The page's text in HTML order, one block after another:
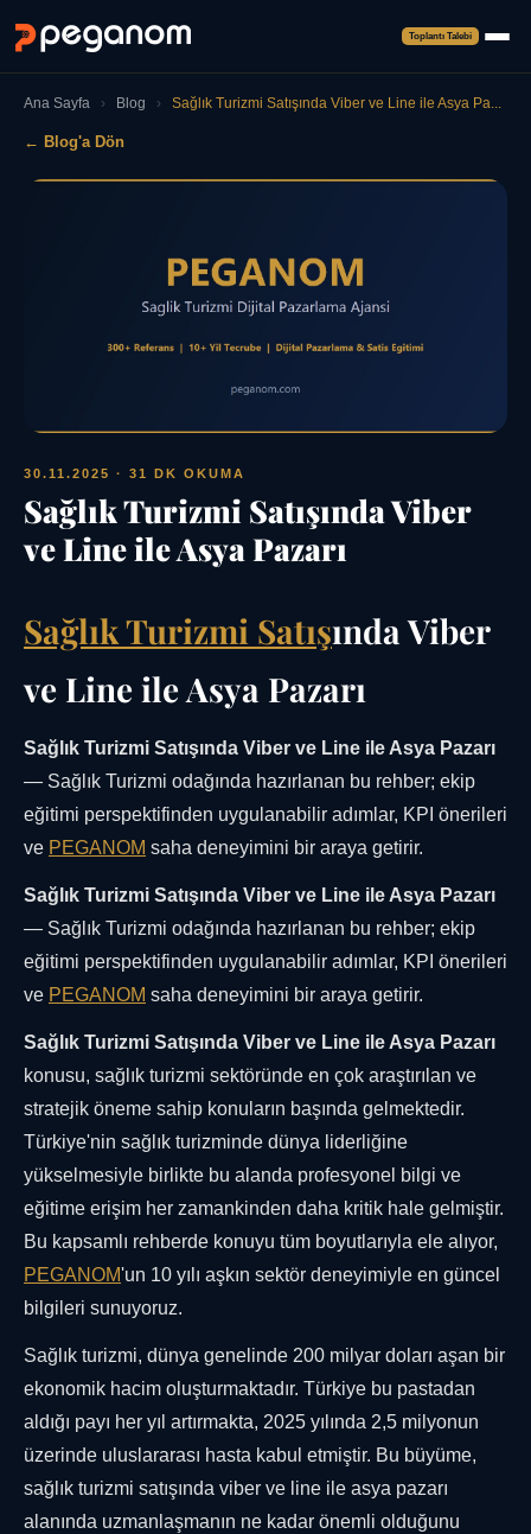
Toplantı Talebi
Ana Sayfa › Blog › Sağlık Turizmi Satışında Viber ve Line ile Asya Pa...
← Blog'a Dön
30.11.2025 · 31 DK OKUMA
Sağlık Turizmi Satışında Viber
ve Line ile Asya Pazarı
Sağlık Turizmi Satışında Viber
ve Line ile Asya Pazarı
Sağlık Turizmi Satışında Viber ve Line ile Asya Pazarı
— Sağlık Turizmi odağında hazırlanan bu rehber; ekip
eğitimi perspektifinden uygulanabilir adımlar, KPI önerileri
ve PEGANOM saha deneyimini bir araya getirir.
Sağlık Turizmi Satışında Viber ve Line ile Asya Pazarı
— Sağlık Turizmi odağında hazırlanan bu rehber; ekip
eğitimi perspektifinden uygulanabilir adımlar, KPI önerileri
ve PEGANOM saha deneyimini bir araya getirir.
Sağlık Turizmi Satışında Viber ve Line ile Asya Pazarı
konusu, sağlık turizmi sektöründe en çok araştırılan ve
stratejik öneme sahip konuların başında gelmektedir.
Türkiye'nin sağlık turizminde dünya liderliğine
yükselmesiyle birlikte bu alanda profesyonel bilgi ve
eğitime erişim her zamankinden daha kritik hale gelmiştir.
Bu kapsamlı rehberde konuyu tüm boyutlarıyla ele alıyor,
PEGANOM'un 10 yılı aşkın sektör deneyimiyle en güncel
bilgileri sunuyoruz.
Sağlık turizmi, dünya genelinde 200 milyar doları aşan bir
ekonomik hacim oluşturmaktadır. Türkiye bu pastadan
aldığı payı her yıl artırmakta, 2025 yılında 2,5 milyonun
üzerinde uluslararası hasta kabul etmiştir. Bu büyüme,
sağlık turizmi satışında viber ve line ile asya pazarı
alanında uzmanlaşmanın ne kadar önemli olduğunu